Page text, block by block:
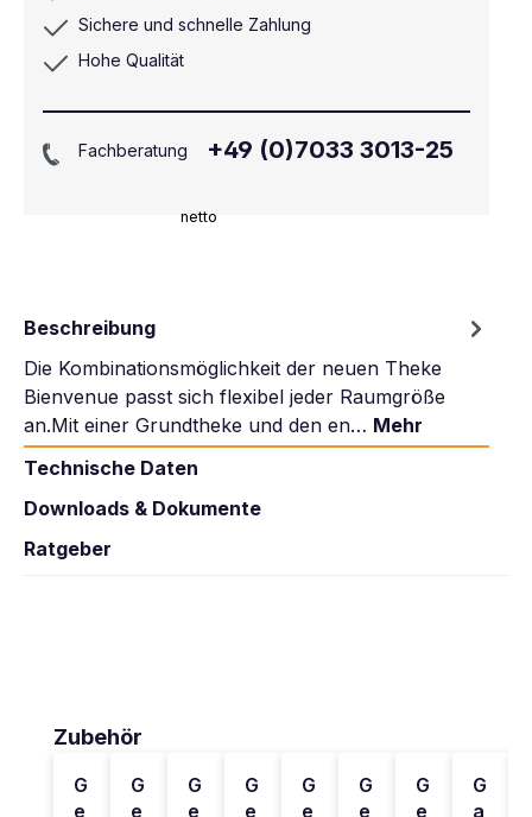
netto
Sichere und schnelle Zahlung
Hohe Qualität
Fachberatung +49 (0)7033 3013-25
Beschreibung
Die Kombinationsmöglichkeit der neuen Theke
Bienvenue passt sich flexibel jeder Raumgröße
an.Mit einer Grundtheke und den en… Mehr
Technische Daten
Downloads & Dokumente
Ratgeber
Produktgalerie überspringen
Zubehör
G
e
G
e
G
e
G
e
G
e
G
e
G
e
G
a